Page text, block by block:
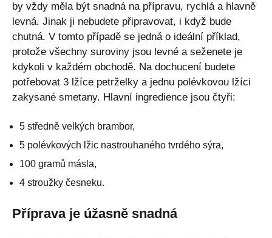
by vždy měla být snadná na přípravu, rychlá a hlavně
levná. Jinak ji nebudete připravovat, i když bude
chutná. V tomto případě se jedná o ideální příklad,
protože všechny suroviny jsou levné a seženete je
kdykoli v každém obchodě. Na dochucení budete
potřebovat 3 lžíce petrželky a jednu polévkovou lžíci
zakysané smetany. Hlavní ingredience jsou čtyři:
5 středně velkých brambor,
5 polévkových lžic nastrouhaného tvrdého sýra,
100 gramů másla,
4 stroužky česneku.
Příprava je úžasně snadná